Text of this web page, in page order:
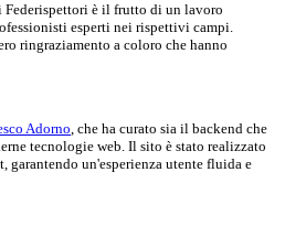
è il frutto di un lavoro
esperti nei rispettivi campi.
ringraziamento a coloro che hanno
Adorno, che ha curato sia il backend che
tecnologie web. Il sito è stato realizzato
garantendo un'esperienza utente fluida e